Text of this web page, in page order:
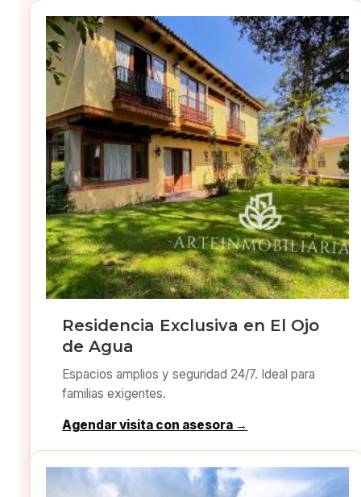
Residencia Exclusiva en El Ojo
de Agua
Espacios amplios y seguridad 24/7. Ideal para
familias exigentes.
Agendar visita con asesora →